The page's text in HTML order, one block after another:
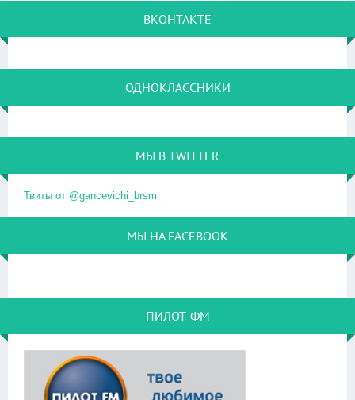
ВКОНТАКТЕ
ОДНОКЛАССНИКИ
МЫ В TWITTER
Твиты от @gancevichi_brsm
МЫ НА FACEBOOK
ПИЛОТ-ФМ